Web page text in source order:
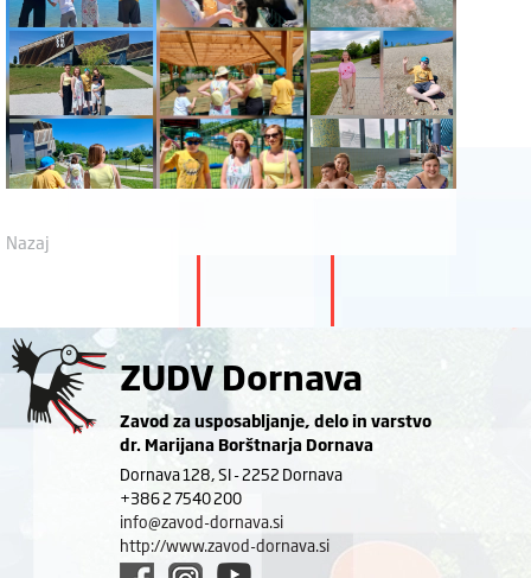
Nazaj
ZUDV Dornava
Zavod za usposabljanje, delo in varstvo
dr. Marijana Borštnarja Dornava
Dornava 128, SI - 2252 Dornava
+386 2 7540 200
info@zavod-dornava.si
http://www.zavod-dornava.si